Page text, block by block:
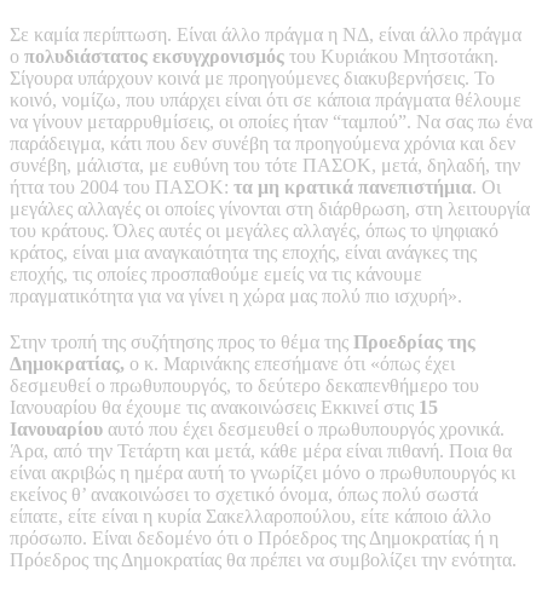
Σε καμία περίπτωση. Είναι άλλο πράγμα η ΝΔ, είναι άλλο πράγμα
ο πολυδιάστατος εκσυγχρονισμός του Κυριάκου Μητσοτάκη.
Σίγουρα υπάρχουν κοινά με προηγούμενες διακυβερνήσεις. Το
κοινό, νομίζω, που υπάρχει είναι ότι σε κάποια πράγματα θέλουμε
να γίνουν μεταρρυθμίσεις, οι οποίες ήταν “ταμπού”. Να σας πω ένα
παράδειγμα, κάτι που δεν συνέβη τα προηγούμενα χρόνια και δεν
συνέβη, μάλιστα, με ευθύνη του τότε ΠΑΣΟΚ, μετά, δηλαδή, την
ήττα του 2004 του ΠΑΣΟΚ: τα μη κρατικά πανεπιστήμια. Οι
μεγάλες αλλαγές οι οποίες γίνονται στη διάρθρωση, στη λειτουργία
του κράτους. Όλες αυτές οι μεγάλες αλλαγές, όπως το ψηφιακό
κράτος, είναι μια αναγκαιότητα της εποχής, είναι ανάγκες της
εποχής, τις οποίες προσπαθούμε εμείς να τις κάνουμε
πραγματικότητα για να γίνει η χώρα μας πολύ πιο ισχυρή».
Στην τροπή της συζήτησης προς το θέμα της Προεδρίας της
Δημοκρατίας, ο κ. Μαρινάκης επεσήμανε ότι «όπως έχει
δεσμευθεί ο πρωθυπουργός, το δεύτερο δεκαπενθήμερο του
Ιανουαρίου θα έχουμε τις ανακοινώσεις Εκκινεί στις 15
Ιανουαρίου αυτό που έχει δεσμευθεί ο πρωθυπουργός χρονικά.
Άρα, από την Τετάρτη και μετά, κάθε μέρα είναι πιθανή. Ποια θα
είναι ακριβώς η ημέρα αυτή το γνωρίζει μόνο ο πρωθυπουργός κι
εκείνος θ’ ανακοινώσει το σχετικό όνομα, όπως πολύ σωστά
είπατε, είτε είναι η κυρία Σακελλαροπούλου, είτε κάποιο άλλο
πρόσωπο. Είναι δεδομένο ότι ο Πρόεδρος της Δημοκρατίας ή η
Πρόεδρος της Δημοκρατίας θα πρέπει να συμβολίζει την ενότητα.